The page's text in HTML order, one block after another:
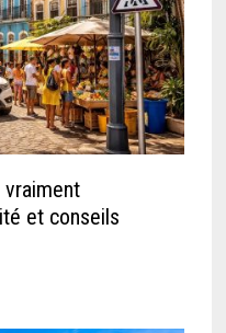
vraiment
et conseils